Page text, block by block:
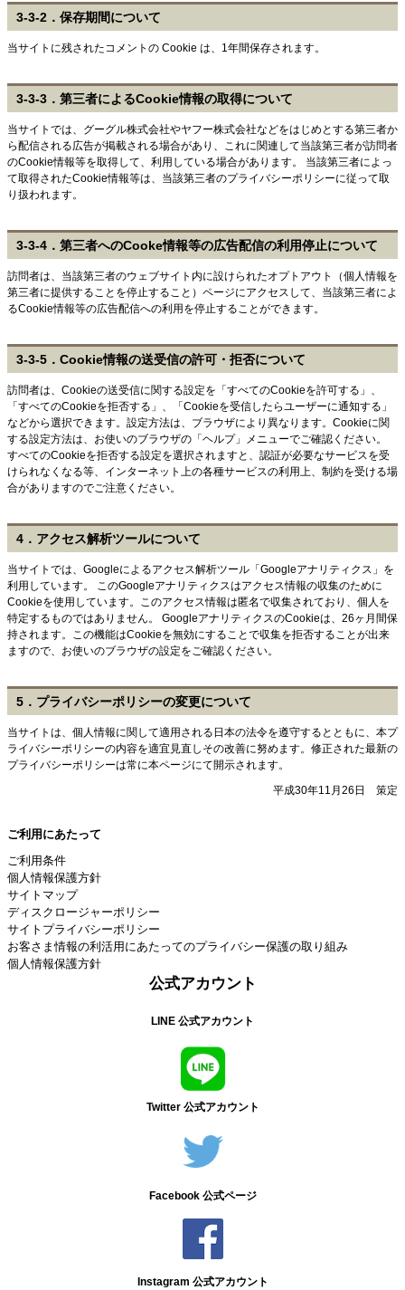
3-3-2．保存期間について
当サイトに残されたコメントの Cookie は、1年間保存されます。
3-3-3．第三者によるCookie情報の取得について
当サイトでは、グーグル株式会社やヤフー株式会社などをはじめとする第三者か
ら配信される広告が掲載される場合があり、これに関連して当該第三者が訪問者
のCookie情報等を取得して、利用している場合があります。 当該第三者によっ
て取得されたCookie情報等は、当該第三者のプライバシーポリシーに従って取
り扱われます。
3-3-4．第三者へのCooke情報等の広告配信の利用停止について
訪問者は、当該第三者のウェブサイト内に設けられたオプトアウト（個人情報を
第三者に提供することを停止すること）ページにアクセスして、当該第三者によ
るCookie情報等の広告配信への利用を停止することができます。
3-3-5．Cookie情報の送受信の許可・拒否について
訪問者は、Cookieの送受信に関する設定を「すべてのCookieを許可する」、
「すべてのCookieを拒否する」、「Cookieを受信したらユーザーに通知する」
などから選択できます。設定方法は、ブラウザにより異なります。Cookieに関
する設定方法は、お使いのブラウザの「ヘルプ」メニューでご確認ください。
すべてのCookieを拒否する設定を選択されますと、認証が必要なサービスを受
けられなくなる等、インターネット上の各種サービスの利用上、制約を受ける場
合がありますのでご注意ください。
4．アクセス解析ツールについて
当サイトでは、Googleによるアクセス解析ツール「Googleアナリティクス」を
利用しています。 このGoogleアナリティクスはアクセス情報の収集のために
Cookieを使用しています。このアクセス情報は匿名で収集されており、個人を
特定するものではありません。 GoogleアナリティクスのCookieは、26ヶ月間保
持されます。この機能はCookieを無効にすることで収集を拒否することが出来
ますので、お使いのブラウザの設定をご確認ください。
5．プライバシーポリシーの変更について
当サイトは、個人情報に関して適用される日本の法令を遵守するとともに、本プ
ライバシーポリシーの内容を適宜見直しその改善に努めます。修正された最新の
プライバシーポリシーは常に本ページにて開示されます。
平成30年11月26日 策定
ご利用にあたって
ご利用条件
個人情報保護方針
サイトマップ
ディスクロージャーポリシー
サイトプライバシーポリシー
お客さま情報の利活用にあたってのプライバシー保護の取り組み
個人情報保護方針
公式アカウント
LINE 公式アカウント
Twitter 公式アカウント
Facebook 公式ページ
Instagram 公式アカウント